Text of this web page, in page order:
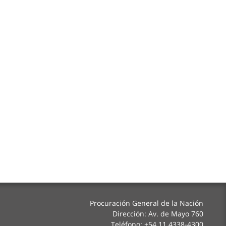
Procuración General de la Nación
Dirección: Av. de Mayo 760